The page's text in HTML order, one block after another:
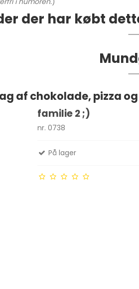
der har købt
af chokolade, pizza
familie 2 ;)
nr. 0738
På lager